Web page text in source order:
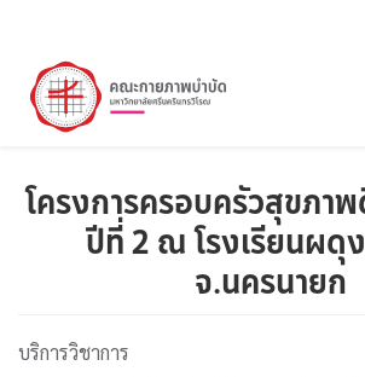
โครงการครอบครัวสุขภา
ปีที่ 2 ณ โรงเรียนผดุ
จ.นครนายก
บริการวิชาการ